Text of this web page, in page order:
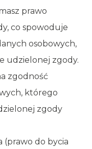
prawo
co spowoduje
osobowych,
udzielonej zgody.
zgodność
którego
zgody
(prawo do bycia